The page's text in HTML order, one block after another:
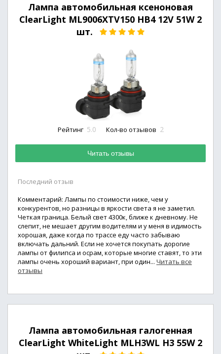
Лампа автомобильная ксеноновая
ClearLight ML9006XTV150 HB4 12V 51W 2
шт.
Рейтинг 5.0 Кол-во отзывов 2
Читать отзывы
Последний отзыв
Комментарий: Лампы по стоимости ниже, чем у
конкурентов, но разницы в яркости света я не заметил.
Четкая граница. Белый свет 4300к, ближе к дневному. Не
слепит, не мешает другим водителям и у меня в идимость
хорошая, даже когда по трассе еду часто забываю
включать дальний. Если не хочется покупать дорогие
лампы от филипса и осрам, которые многие ставят, то эти
лампы очень хороший вариант, при один... Читать все
отзывы
Лампа автомобильная галогенная
ClearLight WhiteLight MLH3WL H3 55W 2